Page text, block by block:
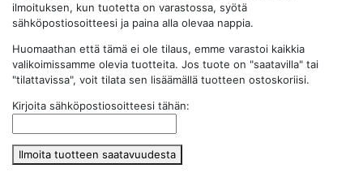
ilmoituksen, kun tuotetta on varastossa, syötä
sähköpostiosoitteesi ja paina alla olevaa nappia.
Huomaathan että tämä ei ole tilaus, emme varastoi kaikkia
valikoimissamme olevia tuotteita. Jos tuote on "saatavilla" tai
"tilattavissa", voit tilata sen lisäämällä tuotteen ostoskoriisi.
Kirjoita sähköpostiosoitteesi tähän:
Ilmoita tuotteen saatavuudesta